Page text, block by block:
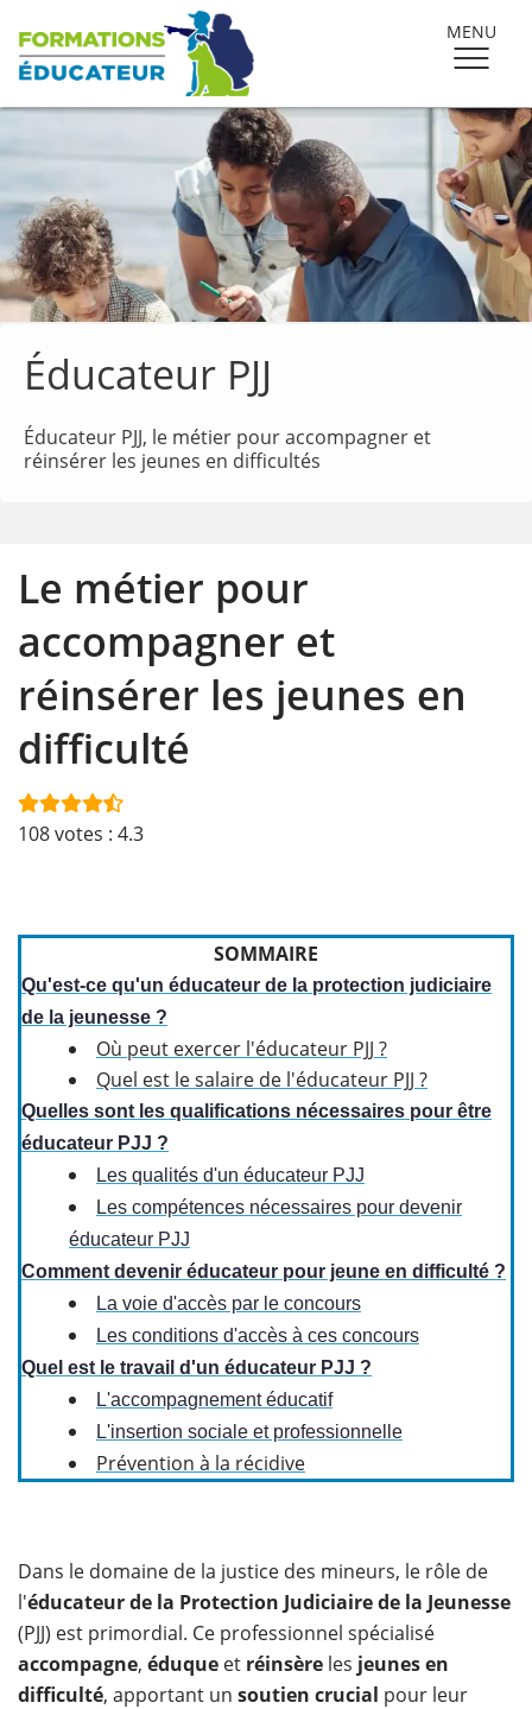
MENU
Éducateur PJJ
Éducateur PJJ, le métier pour accompagner et
réinsérer les jeunes en difficultés
Le métier pour
accompagner et
réinsérer les jeunes en
difficulté
108votes : 4.3
SOMMAIRE
Qu'est-ce qu'un éducateur de la protection judiciaire
de la jeunesse ?
Où peut exercer l'éducateur PJJ ?
Quel est le salaire de l'éducateur PJJ ?​
Quelles sont les qualifications nécessaires pour être
éducateur PJJ ?
Les qualités d'un éducateur PJJ
Les compétences nécessaires pour devenir
éducateur PJJ
Comment devenir éducateur pour jeune en difficulté ?
La voie d'accès par le concours
Les conditions d'accès à ces concours
Quel est le travail d'un éducateur PJJ ?
L'accompagnement éducatif
L'insertion sociale et professionnelle
Prévention à la récidive
Dans le domaine de la justice des mineurs, le rôle de
l'éducateur de la Protection Judiciaire de la Jeunesse
(PJJ) est primordial. Ce professionnel spécialisé
accompagne, éduque et réinsère les jeunes en
difficulté, apportant un soutien crucial pour leur